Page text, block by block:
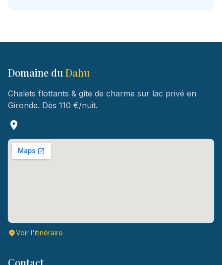
Domaine du Dahu
Chalets flottants & gîte de charme sur lac privé en
Gironde. Dès 110 €/nuit.
Voir l'itinéraire
Contact